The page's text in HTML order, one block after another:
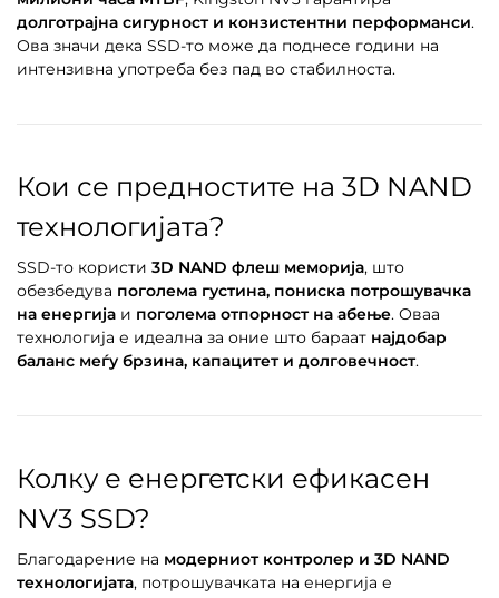
долготрајна сигурност и конзистентни перформанси.
Ова значи дека SSD-то може да поднесе години на
интензивна употреба без пад во стабилноста.
Кои се предностите на 3D NAND
технологијата?
SSD-то користи 3D NAND флеш меморија, што
обезбедува поголема густина, пониска потрошувачка
на енергија и поголема отпорност на абење. Оваа
технологија е идеална за оние што бараат најдобар
баланс меѓу брзина, капацитет и долговечност.
Колку е енергетски ефикасен
NV3 SSD?
Благодарение на модерниот контролер и 3D NAND
технологијата, потрошувачката на енергија е